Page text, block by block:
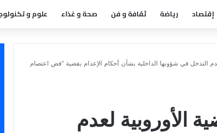
إقتصاد رياضة ثقافة و فن صحة و غذاء علوم و
التدخل في شؤونها الداخلية بشأن أحكام الإعدام بقضية “فض اعتصام
الأوروبية لعدم